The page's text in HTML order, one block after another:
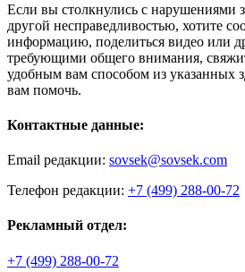
Если вы столкнулись с нарушениями
другой несправедливостью, хотите
информацию, поделиться видео или
требующими общего внимания,
удобным вам способом из указанных
вам помочь.
Контактные данные:
Email редакции: sovsek@sovsek.com
Телефон редакции: +7 (499) 288-00-72
Рекламный отдел:
+7 (499) 288-00-72